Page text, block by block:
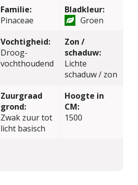
Familie:
Pinaceae
Bladkleur:
Groen
Vochtigheid:
Droog-
vochthoudend
Zon /
schaduw:
Lichte
schaduw / zon
Zuurgraad
grond:
Zwak zuur tot
licht basisch
Hoogte in
CM:
1500